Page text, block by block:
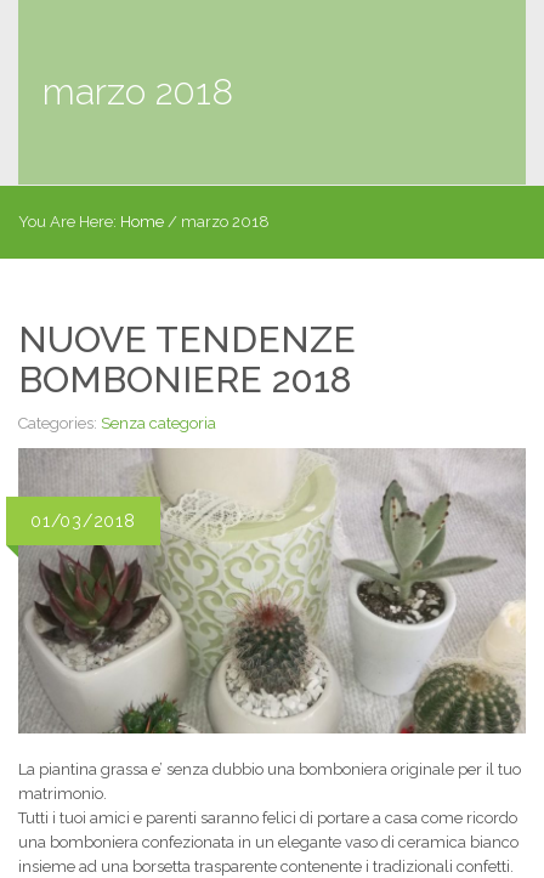
marzo 2018
You Are Here: Home / marzo 2018
NUOVE TENDENZE
BOMBONIERE 2018
Categories: Senza categoria
01/03/2018
La piantina grassa e’ senza dubbio una bomboniera originale per il tuo
matrimonio.
Tutti i tuoi amici e parenti saranno felici di portare a casa come ricordo
una bomboniera confezionata in un elegante vaso di ceramica bianco
insieme ad una borsetta trasparente contenente i tradizionali confetti.